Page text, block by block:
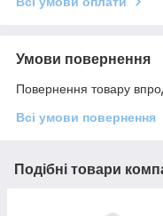
Умови повернення
Повернення товару
Всі умови повернення
Подібні товари